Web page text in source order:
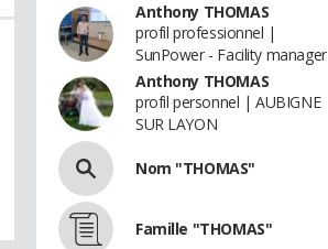
Anthony THOMAS
profil professionnel |
SunPower - Facility manager
Anthony THOMAS
profil personnel | AUBIGNE
SUR LAYON
Nom "THOMAS"
Famille "THOMAS"